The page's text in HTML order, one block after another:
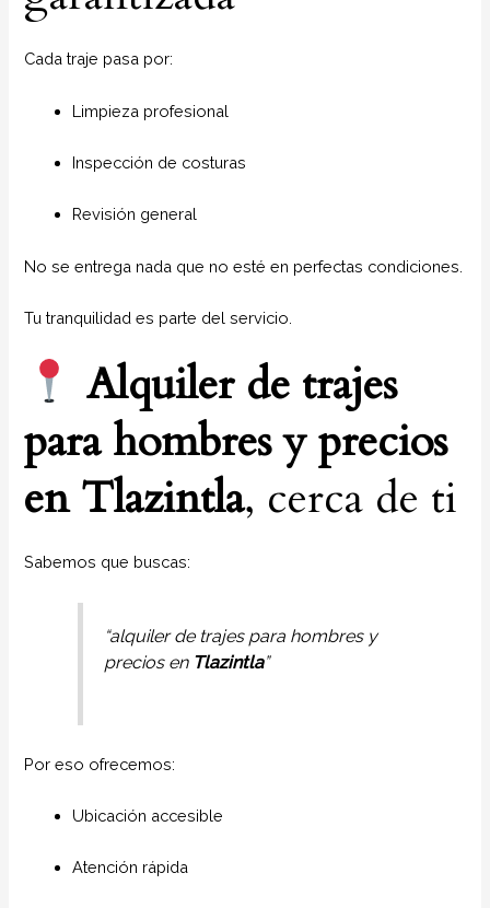
Cada traje pasa por:
Limpieza profesional
Inspección de costuras
Revisión general
No se entrega nada que no esté en perfectas condiciones.
Tu tranquilidad es parte del servicio.
Alquiler de trajes
para hombres y precios
en Tlazintla, cerca de ti
Sabemos que buscas:
“alquiler de trajes para hombres y
precios en Tlazintla”
Por eso ofrecemos:
Ubicación accesible
Atención rápida